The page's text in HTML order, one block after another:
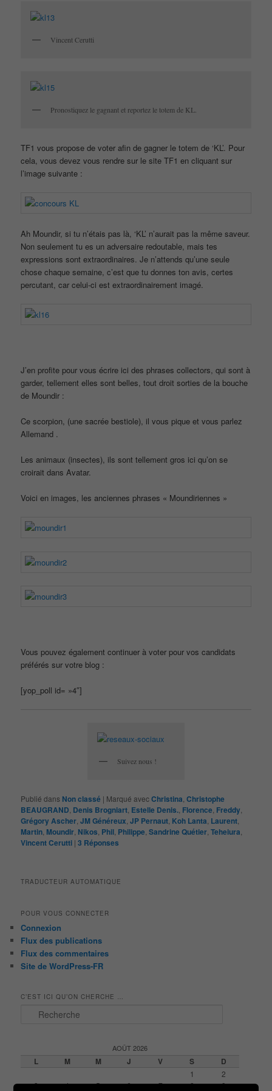
Vincent Cerutti
Pronostiquez le gagnant et reportez le totem de KL.
TF1 vous propose de voter afin de gagner le totem de ‘KL’. Pour
cela, vous devez vous rendre sur le site TF1 en cliquant sur
l’image suivante :
Ah Moundir, si tu n’étais pas là, ‘KL’ n’aurait pas la même saveur.
Non seulement tu es un adversaire redoutable, mais tes
expressions sont extraordinaires. Je n’attends qu’une seule
chose chaque semaine, c’est que tu donnes ton avis, certes
percutant, car celui-ci est extraordinairement imagé.
J’en profite pour vous écrire ici des phrases collectors, qui sont à
garder, tellement elles sont belles, tout droit sorties de la bouche
de Moundir :
Ce scorpion, (une sacrée bestiole), il vous pique et vous parlez
Allemand .
Les animaux (insectes), ils sont tellement gros ici qu’on se
croirait dans Avatar.
Voici en images, les anciennes phrases « Moundiriennes »
Vous pouvez également continuer à voter pour vos candidats
préférés sur votre blog :
[yop_poll id= »4″]
Suivez nous !
Publié dans Non classé | Marqué avecChristina ,Christophe
BEAUGRAND Denis Brogniart Estelle Denis. Florence Freddy
Grégory Ascher ,JM Généreux ,JP Pernaut Koh Lanta Laurent
Martin Moundir Nikos Phil Philippe ,Sandrine Quétier ,Teheiura
Vincent Cerutti |3 Réponses
TRADUCTEUR AUTOMATIQUE
POUR VOUS CONNECTER
Connexion
Flux des publications
Flux des commentaires
Site de WordPress-FR
C’EST ICI QU’ON CHERCHE …
AOÛT 2026
L M M J V S D
1
2
3
4 5 6 7 8
9